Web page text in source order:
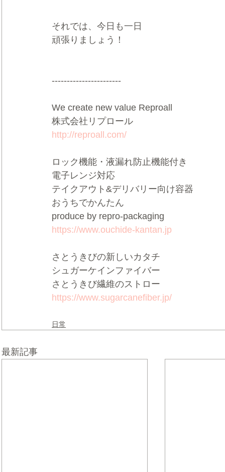
それでは、今日も一日
頑張りましょう！
-----------------------
We create new value Reproall
株式会社リプロール
http://reproall.com/
ロック機能・液漏れ防止機能付き
電子レンジ対応
テイクアウト&デリバリー向け容器
おうちでかんたん
produce by repro-packaging
https://www.ouchide-kantan.jp
さとうきびの新しいカタチ
シュガーケインファイバー
さとうきび繊維のストロー
https://www.sugarcanefiber.jp/
日常
最新記事